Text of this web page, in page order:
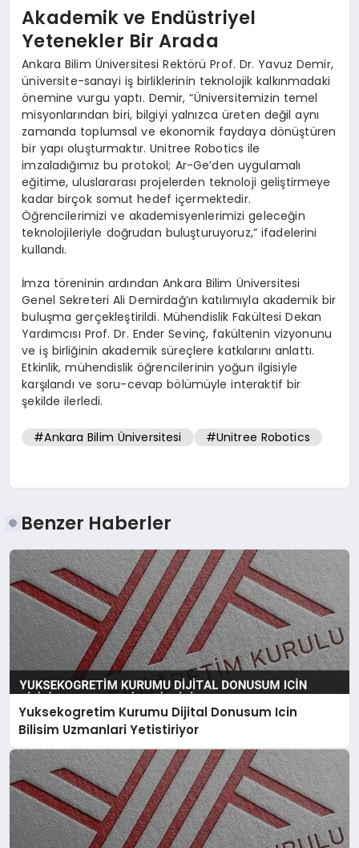
Akademik ve Endüstriyel
Yetenekler Bir Arada
Ankara Bilim Üniversitesi Rektörü Prof. Dr. Yavuz Demir,
üniversite-sanayi iş birliklerinin teknolojik kalkınmadaki
önemine vurgu yaptı. Demir, “Üniversitemizin temel
misyonlarından biri, bilgiyi yalnızca üreten değil aynı
zamanda toplumsal ve ekonomik faydaya dönüştüren
bir yapı oluşturmaktır. Unitree Robotics ile
imzaladığımız bu protokol; Ar-Ge’den uygulamalı
eğitime, uluslararası projelerden teknoloji geliştirmeye
kadar birçok somut hedef içermektedir.
Öğrencilerimizi ve akademisyenlerimizi geleceğin
teknolojileriyle doğrudan buluşturuyoruz,” ifadelerini
kullandı.
İmza töreninin ardından Ankara Bilim Üniversitesi
Genel Sekreteri Ali Demirdağ’ın katılımıyla akademik bir
buluşma gerçekleştirildi. Mühendislik Fakültesi Dekan
Yardımcısı Prof. Dr. Ender Sevinç, fakültenin vizyonunu
ve iş birliğinin akademik süreçlere katkılarını anlattı.
Etkinlik, mühendislik öğrencilerinin yoğun ilgisiyle
karşılandı ve soru-cevap bölümüyle interaktif bir
şekilde ilerledi.
#Ankara Bilim Üniversitesi #Unitree Robotics
Benzer Haberler
Yuksekogretim Kurumu Dijital Donusum Icin
Bilisim Uzmanlari Yetistiriyor